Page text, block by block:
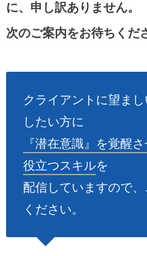
に、申し訳ありません。
次のご案内をお待ちくだ
クライアントに望ま
したい方に
『潜在意識』を覚醒
役立つスキルを
配信していますので
ください。